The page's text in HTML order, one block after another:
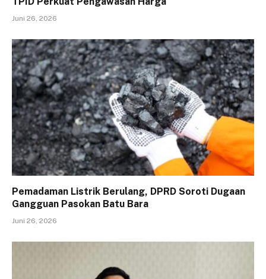
Juni 26, 2026
Pemadaman Listrik Berulang, DPRD Soroti Dugaan
Gangguan Pasokan Batu Bara
Juni 26, 2026